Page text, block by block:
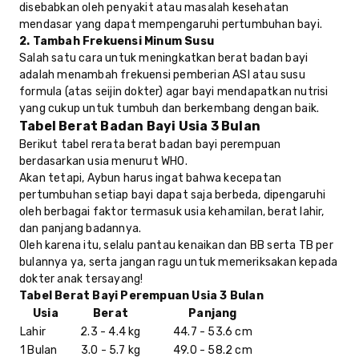
disebabkan oleh penyakit atau masalah kesehatan
mendasar yang dapat mempengaruhi pertumbuhan bayi.
2. Tambah Frekuensi Minum Susu
Salah satu cara untuk meningkatkan berat badan bayi
adalah menambah frekuensi pemberian ASI atau susu
formula (atas seijin dokter) agar bayi mendapatkan nutrisi
yang cukup untuk tumbuh dan berkembang dengan baik.
Tabel Berat Badan Bayi Usia 3 Bulan
Berikut tabel rerata berat badan bayi perempuan
berdasarkan usia menurut WHO.
Akan tetapi, Aybun harus ingat bahwa kecepatan
pertumbuhan setiap bayi dapat saja berbeda, dipengaruhi
oleh berbagai faktor termasuk usia kehamilan, berat lahir,
dan panjang badannya.
Oleh karena itu, selalu pantau kenaikan dan BB serta TB per
bulannya ya, serta jangan ragu untuk memeriksakan kepada
dokter anak tersayang!
Tabel Berat Bayi Perempuan Usia 3 Bulan
Usia
Berat
Panjang
Lahir
2.3 - 4.4 kg
44.7 - 53.6 cm
1 Bulan
3.0 - 5.7 kg
49.0 - 58.2 cm